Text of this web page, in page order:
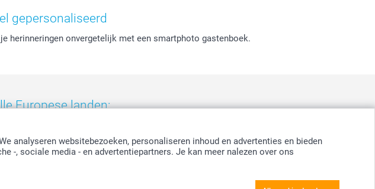
analyseren websitebezoeken, personaliseren inhoud en advertenties en bieden
-, sociale media - en advertentiepartners. Je kan meer nalezen over ons
gepersonaliseerd
herinneringen onvergetelijk met een smartphoto gastenboek.
Europese landen: